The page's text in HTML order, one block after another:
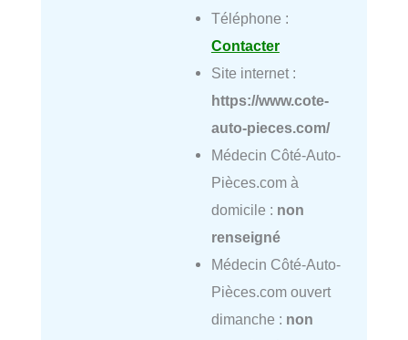
Téléphone :
Contacter
Site internet :
https://www.cote-
auto-pieces.com/
Médecin Côté-Auto-
Pièces.com à
domicile : non
renseigné
Médecin Côté-Auto-
Pièces.com ouvert
dimanche : non